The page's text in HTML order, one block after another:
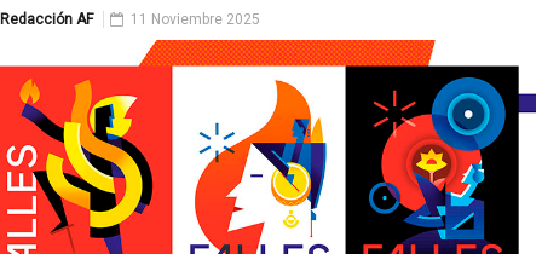
Redacción AF 11 Noviembre 2025